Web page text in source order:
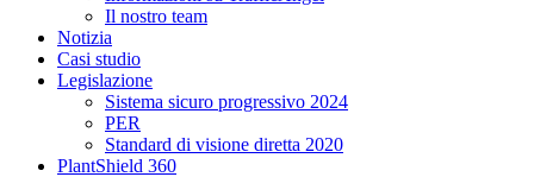
Il nostro team
Notizia
Casi studio
Legislazione
Sistema sicuro progressivo 2024
PER
Standard di visione diretta 2020
PlantShield 360